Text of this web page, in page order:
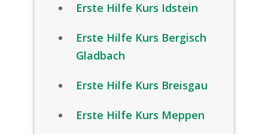
Erste Hilfe Kurs Idstein
Erste Hilfe Kurs Bergisch
Gladbach
Erste Hilfe Kurs Breisgau
Erste Hilfe Kurs Meppen